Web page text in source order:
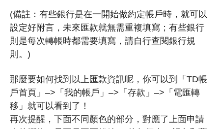
(備註：有些銀行是在一開始做約定帳戶時，就可以
設定好附言，未來匯款就無需重複填寫；有些銀行
則是每次轉帳時都需要填寫，請自行查閱銀行規
則。)
那麼要如何找到以上匯款資訊呢，你可以到「TD帳
戶首頁」–>「我的帳戶」–>「存款」–>「電匯轉
移」就可以看到了！
再次提醒，下面不同顏色的部分，對應了上面申請